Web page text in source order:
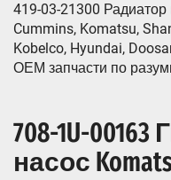
419-03-21300
Cummins, Komatsu,
Kobelco, Hyundai,
ОЕМ запчасти по
708-1U-
насос